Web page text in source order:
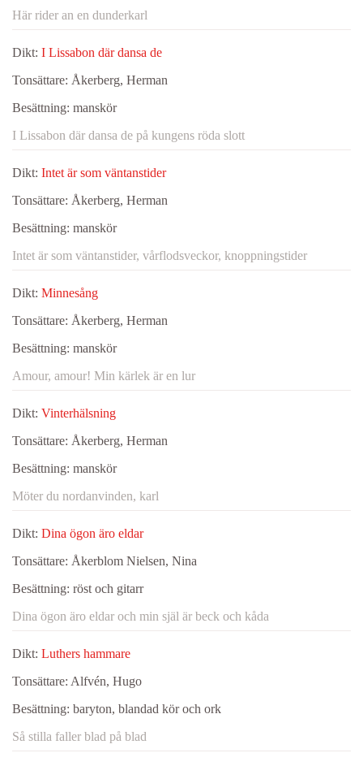
Här rider an en dunderkarl
Dikt: I Lissabon där dansa de
Tonsättare: Åkerberg, Herman
Besättning: manskör
I Lissabon där dansa de på kungens röda slott
Dikt: Intet är som väntanstider
Tonsättare: Åkerberg, Herman
Besättning: manskör
Intet är som väntanstider, vårflodsveckor, knoppningstider
Dikt: Minnesång
Tonsättare: Åkerberg, Herman
Besättning: manskör
Amour, amour! Min kärlek är en lur
Dikt: Vinterhälsning
Tonsättare: Åkerberg, Herman
Besättning: manskör
Möter du nordanvinden, karl
Dikt: Dina ögon äro eldar
Tonsättare: Åkerblom Nielsen, Nina
Besättning: röst och gitarr
Dina ögon äro eldar och min själ är beck och kåda
Dikt: Luthers hammare
Tonsättare: Alfvén, Hugo
Besättning: baryton, blandad kör och ork
Så stilla faller blad på blad